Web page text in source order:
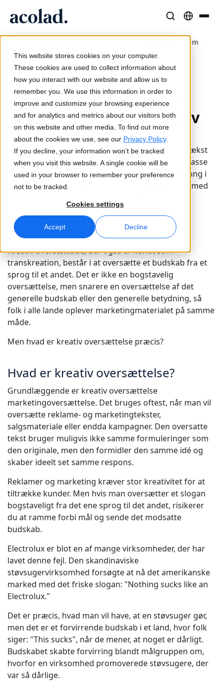
This website stores cookies on your computer.
These cookies are used to collect information about
how you interact with our website and allow us to
remember you. We use this information in order to
improve and customize your browsing experience
and for analytics and metrics about our visitors both
on this website and other media. To find out more
about the cookies we use, see our Privacy Policy.
If you decline, your information won’t be tracked
when you visit this website. A single cookie will be
used in your browser to remember your preference
not to be tracked.
Cookies settings
Accept Decline
Oversættelse
AI-hastighed, menneskelig præcision
Tolkning
Problemfri kommunikation overalt
Medier og underholdning
Bring historier til alle skærme
Konsulent- og outsourcingtjenester
Nå og konverter globalt
Transskription
Omdan lyd til handling
Forbedr AI med pålidelige data
Alle løsninger
Løsninger efter Branche
Life Science
Fremstillingsindustrien
Finans
Juridisk
Forsvar & Sikkerhed
Alle brancher
Lia Translate
Øjeblikkelige oversættelser på linje med dit brand
Forbindelse
Workflow-integration gjort enkel
Oversættelse af tale i realtid
Kvalitetskontroller drevet af AI
Effektiv dubbing i stor skala
AI-datatjenester
Styrk AI med kvalitetsdata
Mød Lia
Hurtig, intelligent og skalerbar AI-oversættelse
Kundecases
Reelle resultater hos vores kunder
Artikler
Ekspertindsigter i globalt indhold
E-bøger
Indgående guider og strategier
Webinarer on demand
globale brands
Om Acolad
Bæredygtighed
Partnere
Nyheder
Lokationer
Karriere
Freelance-muligheder
Forskellen mellem
oversættelse og kreativ oversættelse
Udgivet 13. oktober 2023
Forskellen mellem
oversættelse og kreativ
oversættelse
Når virksomheder leder efter muligheder for vækst
på andre markeder, leder de efter måder at tilpasse
deres marketingstrategier, så de skaber genklang i
andre lande. Kreativ oversættelse hjælper dem med
Marketing Kreativ oversættelse
Kreativ oversættelse, der også er kendt som
transkreation, består i at oversætte et budskab fra et
sprog til et andet. Det er ikke en bogstavelig
oversættelse, men snarere en oversættelse af det
generelle budskab eller den generelle betydning, så
folk i alle lande oplever marketingmaterialet på samme
måde.
Men hvad er kreativ oversættelse præcis?
Hvad er kreativ oversættelse?
Grundlæggende er kreativ oversættelse
marketingoversættelse. Det bruges oftest, når man vil
oversætte reklame- og marketingtekster,
salgsmateriale eller endda kampagner. Den oversatte
tekst bruger muligvis ikke samme formuleringer som
den originale, men den formidler den samme idé og
skaber ideelt set samme respons.
Reklamer og marketing kræver stor kreativitet for at
tiltrække kunder. Men hvis man oversætter et slogan
bogstaveligt fra det ene sprog til det andet, risikerer
du at ramme forbi mål og sende det modsatte
budskab.
Electrolux er blot en af mange virksomheder, der har
lavet denne fejl. Den skandinaviske
støvsugervirksomhed forsøgte at nå det amerikanske
marked med det friske slogan: "Nothing sucks like an
Electrolux."
Det er præcis, hvad man vil have, at en støvsuger gør,
men det er et forvirrende budskab i et land, hvor folk
siger: "This sucks", når de mener, at noget er dårligt.
Budskabet skabte forvirring blandt målgruppen om,
hvorfor en virksomhed promoverede støvsugere, der
var så dårlige.